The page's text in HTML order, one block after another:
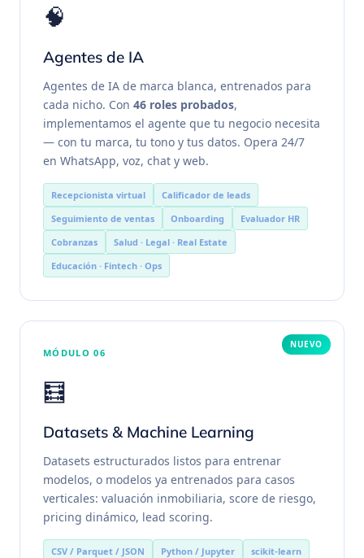
🧠
Agentes de IA
Agentes de IA de marca blanca, entrenados para
cada nicho. Con 46 roles probados,
implementamos el agente que tu negocio necesita
— con tu marca, tu tono y tus datos. Opera 24/7
en WhatsApp, voz, chat y web.
Recepcionista virtual
Calificador de leads
Seguimiento de ventas
Onboarding
Evaluador HR
Cobranzas
Salud · Legal · Real Estate
Educación · Fintech · Ops
MÓDULO 06
🧮
Datasets & Machine Learning
Datasets estructurados listos para entrenar
modelos, o modelos ya entrenados para casos
verticales: valuación inmobiliaria, score de riesgo,
pricing dinámico, lead scoring.
CSV / Parquet / JSON Python / Jupyter
scikit-learn
NUEVO